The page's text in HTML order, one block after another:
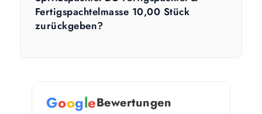
Fertigspachtelmasse 10,00 Stück
zurückgeben?
GoogleBewertungen